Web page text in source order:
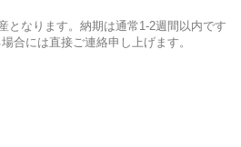
となります。納期は通常1-2週間以内です
合には直接ご連絡申し上げます。